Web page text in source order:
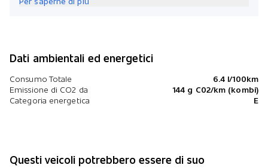
Dati ambientali ed energetici
Consumo Totale
6.4 l/100km
Emissione di CO2 da
144 g C02/km (kombi)
Categoria energetica
E
Questi veicoli potrebbero essere di suo